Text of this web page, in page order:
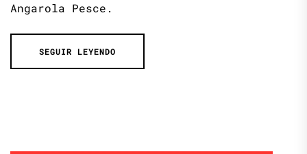
Angarola Pesce.
SEGUIR LEYENDO